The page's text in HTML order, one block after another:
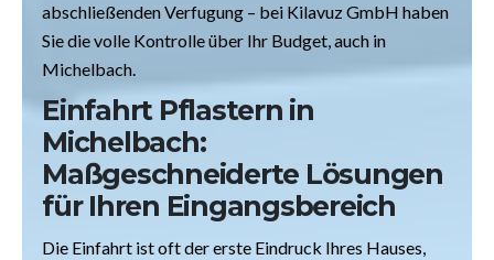
abschließenden Verfugung – bei Kilavuz GmbH haben
Sie die volle Kontrolle über Ihr Budget, auch in
Michelbach.
Einfahrt Pflastern in
Michelbach:
Maßgeschneiderte Lösungen
für Ihren Eingangsbereich
Die Einfahrt ist oft der erste Eindruck Ihres Hauses,